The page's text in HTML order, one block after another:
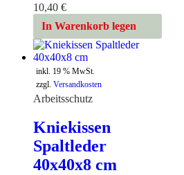
10,40 €
In Warenkorb legen
inkl. 19 % MwSt.
zzgl. Versandkosten
Arbeitsschutz
Kniekissen
Spaltleder
40x40x8 cm